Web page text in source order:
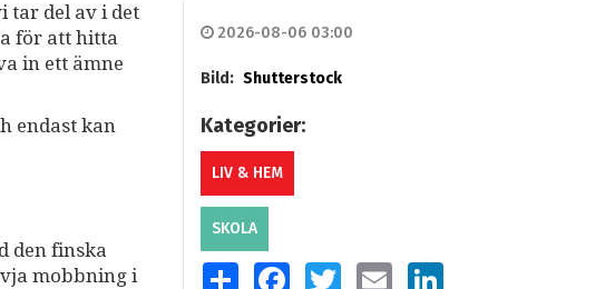
tar del av i det
för att hitta
in ett ämne
endast kan
den finska
mobbning i
2026-08-06 03:00
Bild: Shutterstock
Kategorier:
LIV & HEM
SKOLA
SHARE FACEBOOKTWITTEREMAIL LINKEDIN